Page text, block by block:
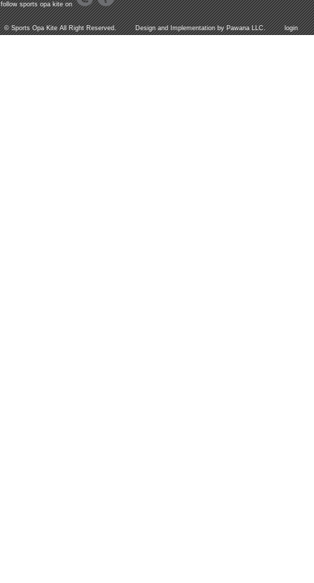
follow sports opa kite on
©Sports Opa KiteAll Right Reserved. Design and Implementation byPawana LLC. login